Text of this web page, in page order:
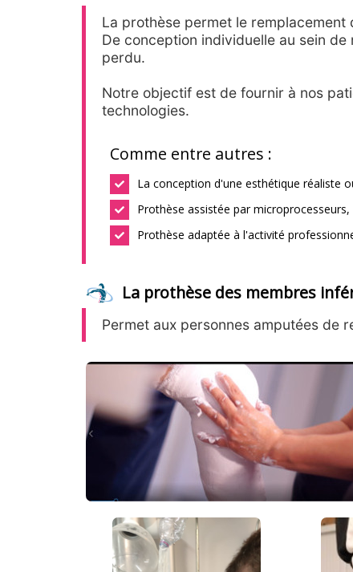
La prothèse permet le
De conception individuelle au sein
perdu.
Notre objectif est de fournir à nos
technologies.
Comme entre autres :
La conception d'une esthétique réaliste
Prothèse assistée par
Prothèse adaptée à l'activité
La prothèse des membres
Permet aux personnes amputées de